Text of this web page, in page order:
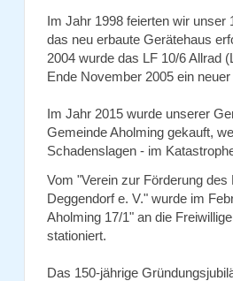
Im Jahr 1998 feierten wir
das neu erbaute Gerätehaus
2004 wurde das LF 10/6 Allrad
Ende November 2005 ein
Im Jahr 2015 wurde unserer
Gemeinde Aholming gekauft,
Schadenslagen - im
Vom "Verein zur Förderung
Deggendorf e. V." wurde im
Aholming 17/1" an die
stationiert.
Das 150-jährige